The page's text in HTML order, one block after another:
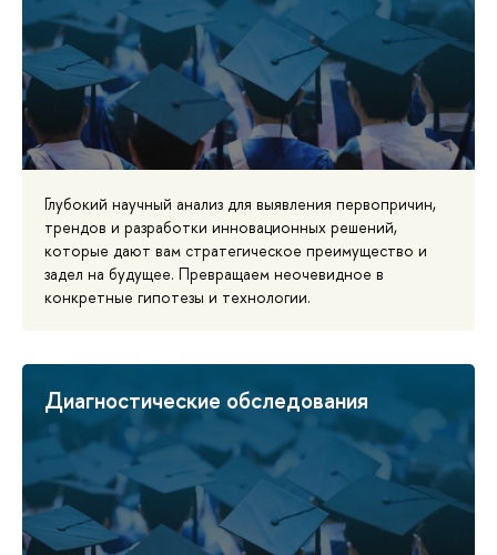
Глубокий научный анализ для выявления первопричин,
трендов и разработки инновационных решений,
которые дают вам стратегическое преимущество и
задел на будущее. Превращаем неочевидное в
конкретные гипотезы и технологии.
Диагностические обследования